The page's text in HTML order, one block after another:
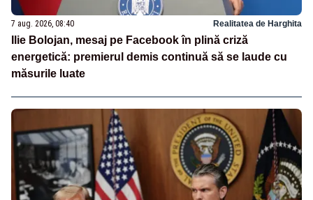
7 aug. 2026, 08:40 Realitatea de Harghita
Ilie Bolojan, mesaj pe Facebook în plină criză
energetică: premierul demis continuă să se laude cu
măsurile luate